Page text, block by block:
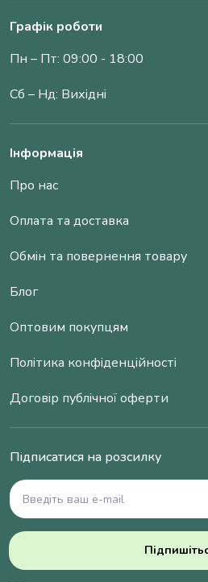
Графік роботи
Пн – Пт: 09:00 - 18:00
Сб – Нд: Вихідні
Інформація
Про нас
Оплата та доставка
Обмін та повернення товару
Блог
Оптовим покупцям
Політика конфіденційності
Договір публічної оферти
Підписатися на розсилку